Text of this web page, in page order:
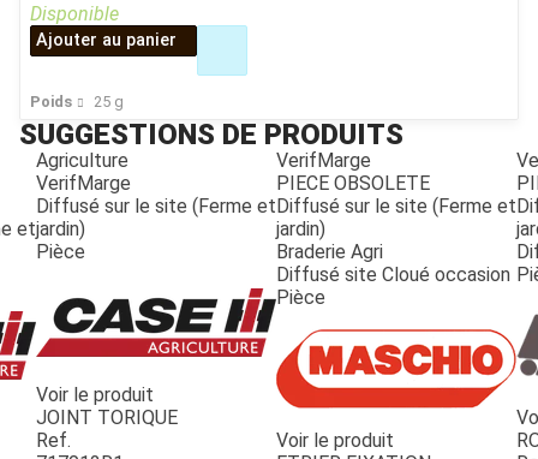
JOUET
Poids 25 g
Disponible
Ajouter au panier
SUGGESTIONS DE PRODUITS
et
Agriculture
VerifMarge
Diffusé sur le site (Ferme et
jardin)
Pièce
Voir le produit
JOINT TORIQUE
Ref.
VerifMarge
PIECE OBSOLETE
Diffusé sur le site (Ferme et
jardin)
Braderie Agri
Diffusé site Cloué occasion
Pièce
Voir le produit